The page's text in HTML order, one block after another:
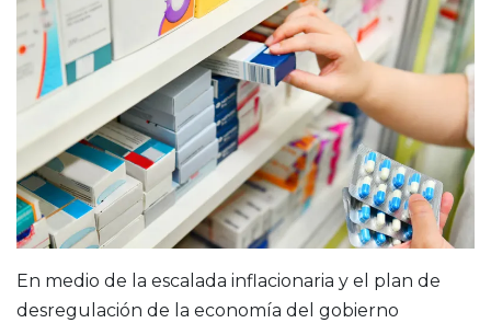
En medio de la escalada inflacionaria y el plan de
desregulación de la economía del gobierno